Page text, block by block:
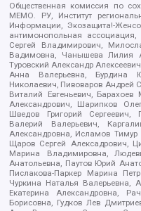
Общественная комиссия по
МЕМО. РУ, Институт
Информации, Экозащита!-
антимонопольная ассоциация,
Сергей Владимирович,
Вадимовна, Чанышева Лилия
Туровский Александр
Анна Валерьевна, Бурдина
Николаевич, Пивоваров Андрей
Виталий Евгеньевич,
Александрович, Шарипков
Шведов Григорий Сергеевич,
Валерий Валерьевич,
Александровна, Исламов Тимур
Щаров Сергей Алексадрович,
Марина Владимировна,
Анатольевна, Паутов Юрий
Пислакова-Паркер Марина
Чуркина Наталья Валерьевна,
Екатерина Александровна,
Борисовна, Гудков Лев